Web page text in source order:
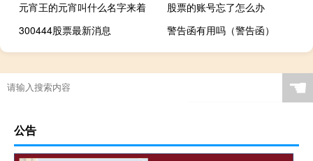
元宵王的元宵叫什么名字来着
股票的账号忘了怎么办
300444股票最新消息
警告函有用吗（警告函）
☚
公告